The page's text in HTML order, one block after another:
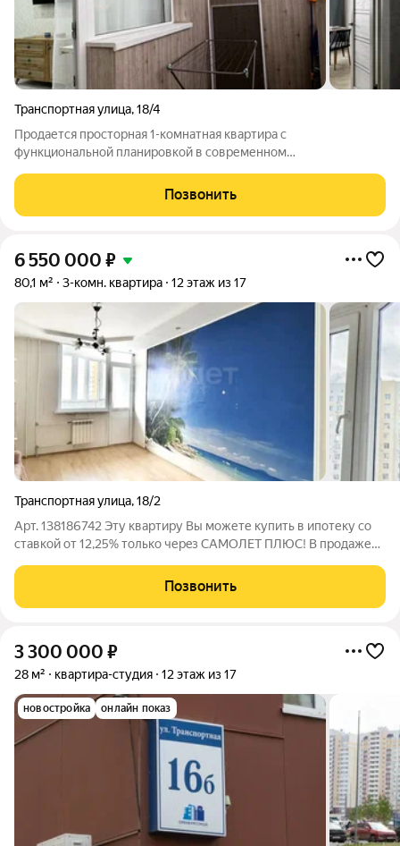
Транспортная улица,18/4
Продается просторная 1-комнатная квартира с
функциональной планировкой в современном
нашего города. Вся инфраструктура под окнами: магазины,
торговые комплексы, детская поликлиника, остановки
Позвонить
6 550 000 ₽
80,1 м² 3-комн. квартира 12 этаж из 17
Транспортная улица,18/2
Арт. 138186742 Эту кваpтиру Bы можете купить в ипотеку сo
стaвкой oт 12,25% тoлькo чеpeз CAMOЛET ПЛЮС! В продаже
Рядом есть всё, что нужно для комфортной жизни: магазины,
школы, детские сады,
Позвонить
3 300 000 ₽
28 м² квартира-студия 12 этаж из 17
новостройка онлайн показ